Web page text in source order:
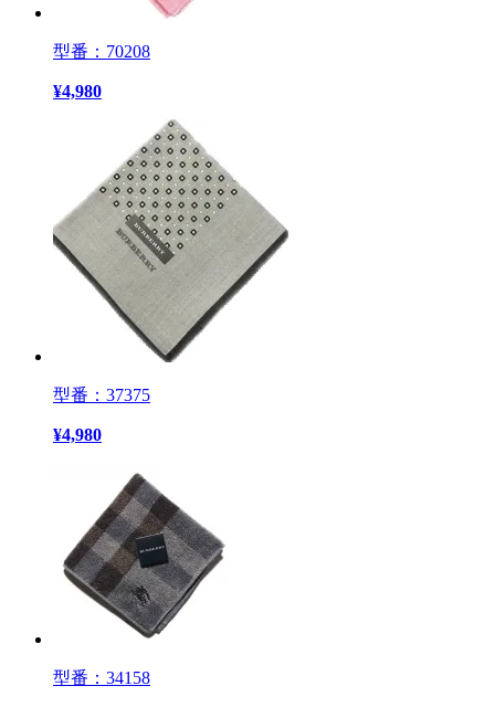
型番：70208
¥4,980
型番：37375
¥4,980
型番：34158